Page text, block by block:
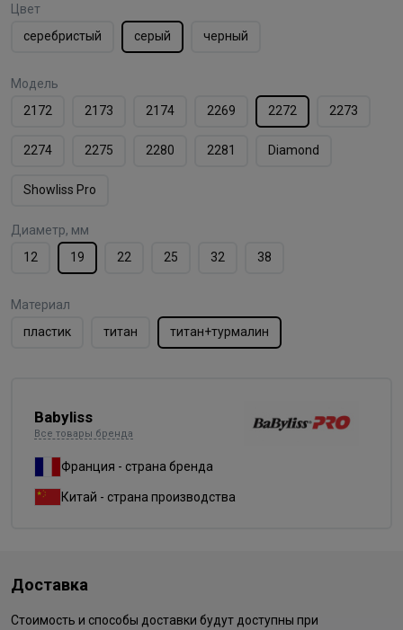
Цвет
серебристый
серый черный
Модель
2172
2173 2174 2269 2272 2273
2274 2275 2280 2281 Diamond
Showliss Pro
Диаметр, мм
12
19 22 25 32 38
Материал
пластик
титан титан+турмалин
Babyliss
Все товары бренда
Франция - страна бренда
Китай - страна производства
Доставка
Стоимость и способы доставки будут доступны при